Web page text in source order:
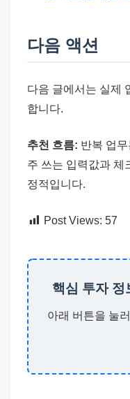
다음 액션
다음 글에서는 실제
합니다.
추천 흐름: 반복 업
주 쓰는 입력값과 체
정적입니다.
Post Views: 57
핵심 투자 정
아래 버튼을 눌